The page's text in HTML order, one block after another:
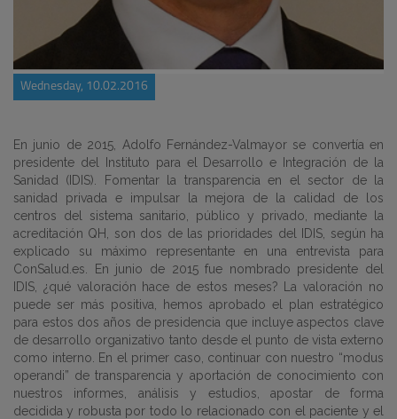
Wednesday, 10.02.2016
En junio de 2015, Adolfo Fernández-Valmayor se convertía en
presidente del Instituto para el Desarrollo e Integración de la
Sanidad (IDIS). Fomentar la transparencia en el sector de la
sanidad privada e impulsar la mejora de la calidad de los
centros del sistema sanitario, público y privado, mediante la
acreditación QH, son dos de las prioridades del IDIS, según ha
explicado su máximo representante en una entrevista para
ConSalud.es. En junio de 2015 fue nombrado presidente del
IDIS, ¿qué valoración hace de estos meses? La valoración no
puede ser más positiva, hemos aprobado el plan estratégico
para estos dos años de presidencia que incluye aspectos clave
de desarrollo organizativo tanto desde el punto de vista externo
como interno. En el primer caso, continuar con nuestro “modus
operandi” de transparencia y aportación de conocimiento con
nuestros informes, análisis y estudios, apostar de forma
decidida y robusta por todo lo relacionado con el paciente y el